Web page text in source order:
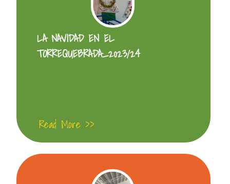
LA NAVIDAD EN EL
TORREQUEBRADA_2023/24
Read More >>